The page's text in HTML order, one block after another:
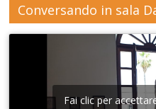
Conversando in sala
Fai clic per